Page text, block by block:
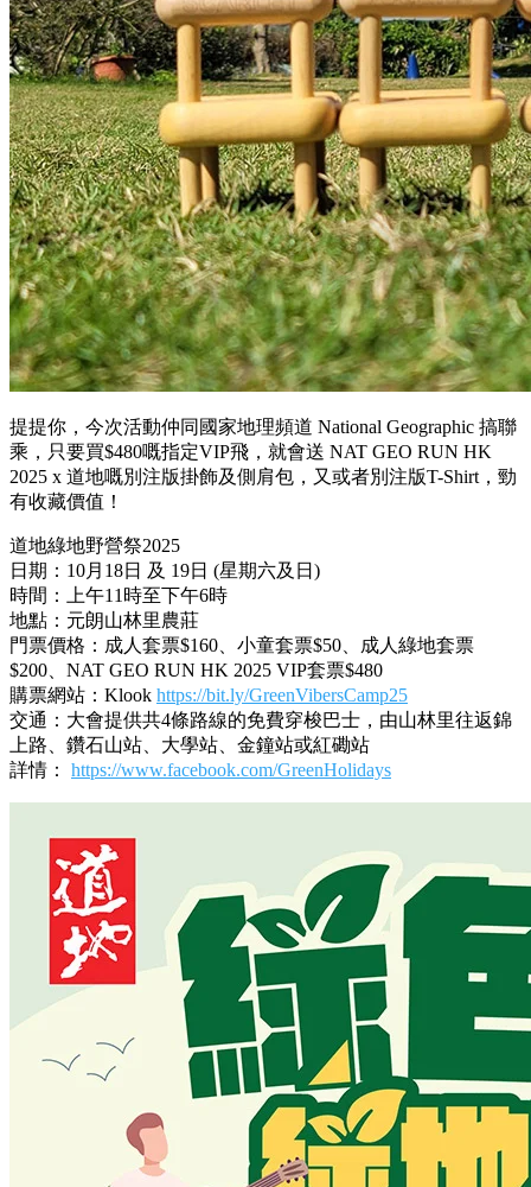
最佳選擇。
提提你，今次活動仲同國家地理頻道 National Geographic 搞聯
乘，只要買$480嘅指定VIP飛，就會送 NAT GEO RUN HK
2025 x 道地嘅別注版掛飾及側肩包，又或者別注版T-Shirt，勁
有收藏價值！
道地綠地野營祭2025
日期：10月18日 及 19日 (星期六及日)
時間：上午11時至下午6時
地點：元朗山林里農莊
門票價格：成人套票$160、小童套票$50、成人綠地套票